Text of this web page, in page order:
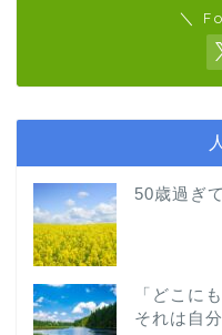
＼
50歳過ぎ
「どこに
それは自